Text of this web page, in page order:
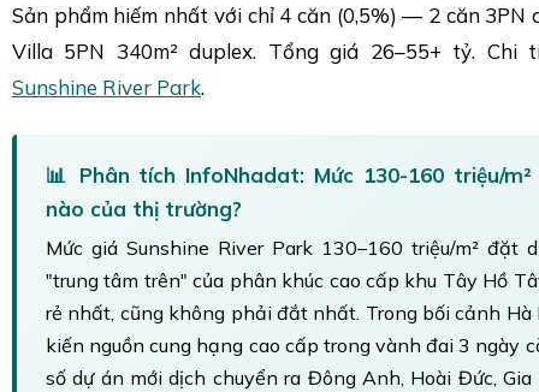
Sản phẩm hiếm nhất với chỉ 4 căn (0,5%) — 2 căn 3PN
Villa 5PN 340m² duplex. Tổng giá 26–55+ tỷ.
Sunshine River Park.
📊 Phân tích InfoNhadat: Mức 130-160 triệu/
nào của thị trường?
Mức giá Sunshine River Park 130–160 triệu/m² đặt
"trung tâm trên" của phân khúc cao cấp khu Tây Hồ
rẻ nhất, cũng không phải đắt nhất. Trong bối cảnh Hà
kiến nguồn cung hạng cao cấp trong vành đai 3 ngày
số dự án mới dịch chuyển ra Đông Anh, Hoài Đức,